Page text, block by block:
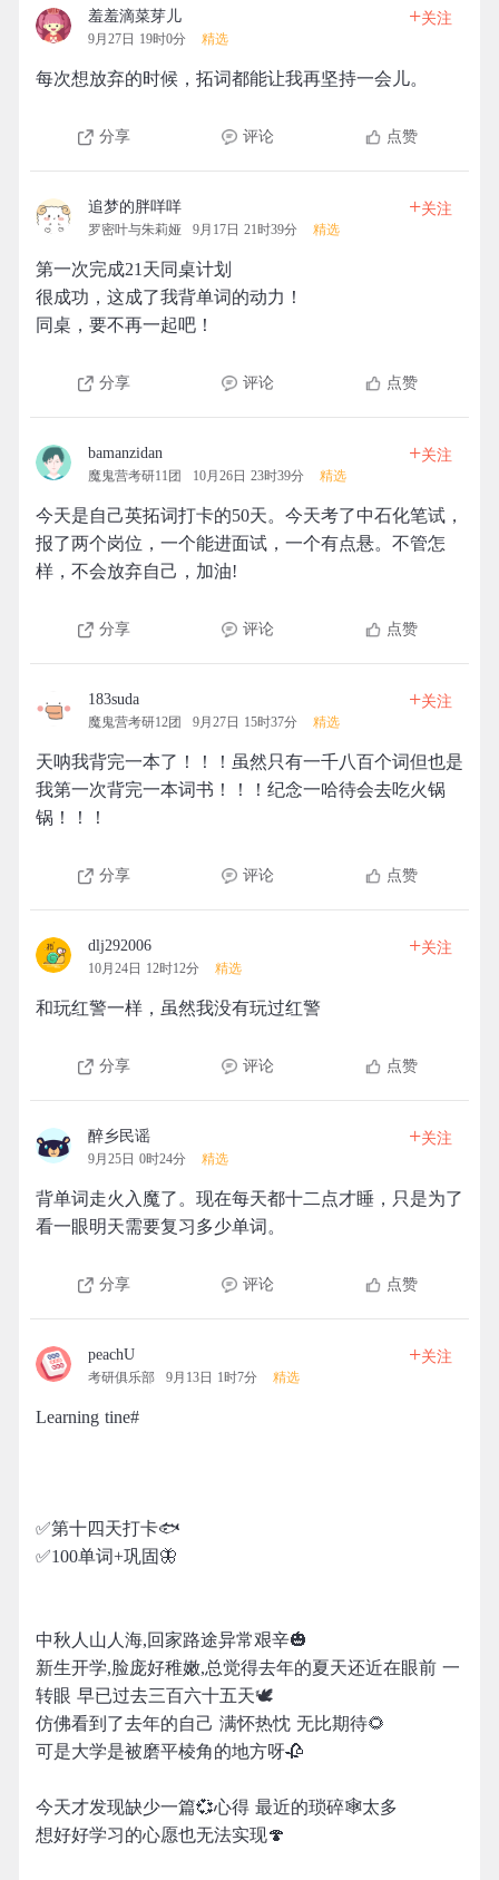
羞羞滴菜芽儿
9月27日 19时0分 精选
+关注
每次想放弃的时候，拓词都能让我再坚持一会儿。
分享 评论 点赞
追梦的胖咩咩
罗密叶与朱莉娅 9月17日 21时39分 精选
+关注
第一次完成21天同桌计划
很成功，这成了我背单词的动力！
同桌，要不再一起吧！
分享 评论 点赞
bamanzidan
魔鬼营考研11团 10月26日 23时39分 精选
+关注
今天是自己英拓词打卡的50天。今天考了中石化笔试，
报了两个岗位，一个能进面试，一个有点悬。不管怎
样，不会放弃自己，加油!
分享 评论 点赞
183suda
魔鬼营考研12团 9月27日 15时37分 精选
+关注
天呐我背完一本了！！！虽然只有一千八百个词但也是
我第一次背完一本词书！！！纪念一哈待会去吃火锅
锅！！！
分享 评论 点赞
dlj292006
10月24日 12时12分 精选
+关注
和玩红警一样，虽然我没有玩过红警
分享 评论 点赞
醉乡民谣
9月25日 0时24分 精选
+关注
背单词走火入魔了。现在每天都十二点才睡，只是为了
看一眼明天需要复习多少单词。
分享 评论 点赞
peachU
考研俱乐部 9月13日 1时7分 精选
+关注
Learning tine#
✅第十四天打卡🐟
✅100单词+巩固🦋
中秋人山人海,回家路途异常艰辛🎃
新生开学,脸庞好稚嫩,总觉得去年的夏天还近在眼前 一
转眼 早已过去三百六十五天🕊
仿佛看到了去年的自己 满怀热忱 无比期待🌻
可是大学是被磨平棱角的地方呀🥀
今天才发现缺少一篇💞心得 最近的琐碎🕸太多
想好好学习的心愿也无法实现🍄